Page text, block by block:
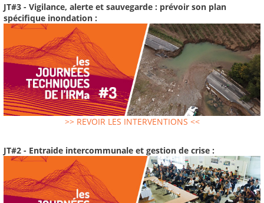
JT#3 - Vigilance, alerte et sauvegarde : prévoir son plan
spécifique inondation :
>> REVOIR LES INTERVENTIONS <<
JT#2 - Entraide intercommunale et gestion de crise :